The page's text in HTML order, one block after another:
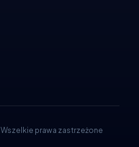
Wszelkie prawa zastrzeżone